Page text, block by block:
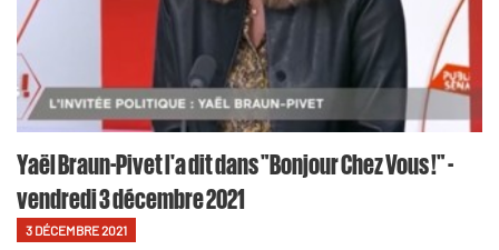
Yaël Braun-Pivet l'a dit dans "Bonjour Chez Vous !" -
vendredi 3 décembre 2021
3 DÉCEMBRE 2021